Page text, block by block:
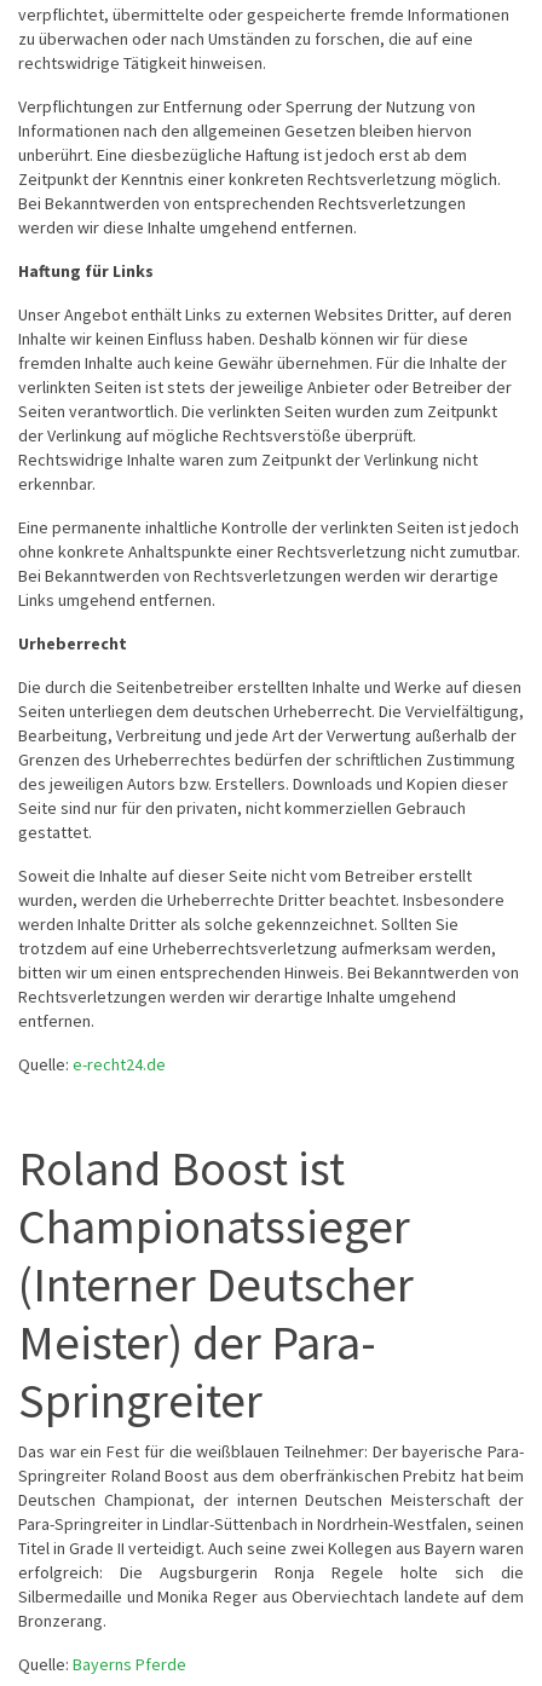
verpflichtet, übermittelte oder gespeicherte fremde Informationen
zu überwachen oder nach Umständen zu forschen, die auf eine
rechtswidrige Tätigkeit hinweisen.
Verpflichtungen zur Entfernung oder Sperrung der Nutzung von
Informationen nach den allgemeinen Gesetzen bleiben hiervon
unberührt. Eine diesbezügliche Haftung ist jedoch erst ab dem
Zeitpunkt der Kenntnis einer konkreten Rechtsverletzung möglich.
Bei Bekanntwerden von entsprechenden Rechtsverletzungen
werden wir diese Inhalte umgehend entfernen.
Haftung für Links
Unser Angebot enthält Links zu externen Websites Dritter, auf deren
Inhalte wir keinen Einfluss haben. Deshalb können wir für diese
fremden Inhalte auch keine Gewähr übernehmen. Für die Inhalte der
verlinkten Seiten ist stets der jeweilige Anbieter oder Betreiber der
Seiten verantwortlich. Die verlinkten Seiten wurden zum Zeitpunkt
der Verlinkung auf mögliche Rechtsverstöße überprüft.
Rechtswidrige Inhalte waren zum Zeitpunkt der Verlinkung nicht
erkennbar.
Eine permanente inhaltliche Kontrolle der verlinkten Seiten ist jedoch
ohne konkrete Anhaltspunkte einer Rechtsverletzung nicht zumutbar.
Bei Bekanntwerden von Rechtsverletzungen werden wir derartige
Links umgehend entfernen.
Urheberrecht
Die durch die Seitenbetreiber erstellten Inhalte und Werke auf diesen
Seiten unterliegen dem deutschen Urheberrecht. Die Vervielfältigung,
Bearbeitung, Verbreitung und jede Art der Verwertung außerhalb der
Grenzen des Urheberrechtes bedürfen der schriftlichen Zustimmung
des jeweiligen Autors bzw. Erstellers. Downloads und Kopien dieser
Seite sind nur für den privaten, nicht kommerziellen Gebrauch
gestattet.
Soweit die Inhalte auf dieser Seite nicht vom Betreiber erstellt
wurden, werden die Urheberrechte Dritter beachtet. Insbesondere
werden Inhalte Dritter als solche gekennzeichnet. Sollten Sie
trotzdem auf eine Urheberrechtsverletzung aufmerksam werden,
bitten wir um einen entsprechenden Hinweis. Bei Bekanntwerden von
Rechtsverletzungen werden wir derartige Inhalte umgehend
entfernen.
Quelle: e-recht24.de
Roland Boost ist
Championatssieger
(Interner Deutscher
Meister) der Para-
Springreiter
Das war ein Fest für die weißblauen Teilnehmer: Der bayerische Para-
Springreiter Roland Boost aus dem oberfränkischen Prebitz hat beim
Deutschen Championat, der internen Deutschen Meisterschaft der
Para-Springreiter in Lindlar-Süttenbach in Nordrhein-Westfalen, seinen
Titel in Grade II verteidigt. Auch seine zwei Kollegen aus Bayern waren
erfolgreich: Die Augsburgerin Ronja Regele holte sich die
Silbermedaille und Monika Reger aus Oberviechtach landete auf dem
Bronzerang.
Quelle: Bayerns Pferde